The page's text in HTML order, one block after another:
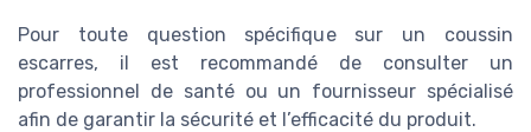
Pour toute question spécifique sur un coussin
escarres, il est recommandé de consulter un
professionnel de santé ou un fournisseur spécialisé
afin de garantir la sécurité et l’efficacité du produit.